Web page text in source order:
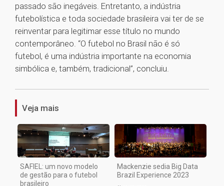
passado são inegáveis. Entretanto, a indústria
futebolística e toda sociedade brasileira vai ter de se
reinventar para legitimar esse título no mundo
contemporâneo. “O futebol no Brasil não é só
futebol, é uma indústria importante na economia
simbólica e, também, tradicional”, concluiu.
1
Veja mais
SAFIEL: um novo modelo
de gestão para o futebol
brasileiro
Mackenzie sedia Big Data
Brazil Experience 2023